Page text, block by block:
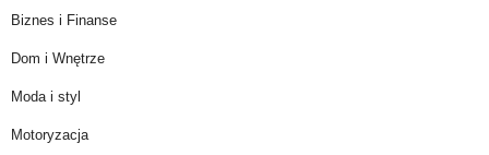
Biznes i Finanse
Dom i Wnętrze
Moda i styl
Motoryzacja